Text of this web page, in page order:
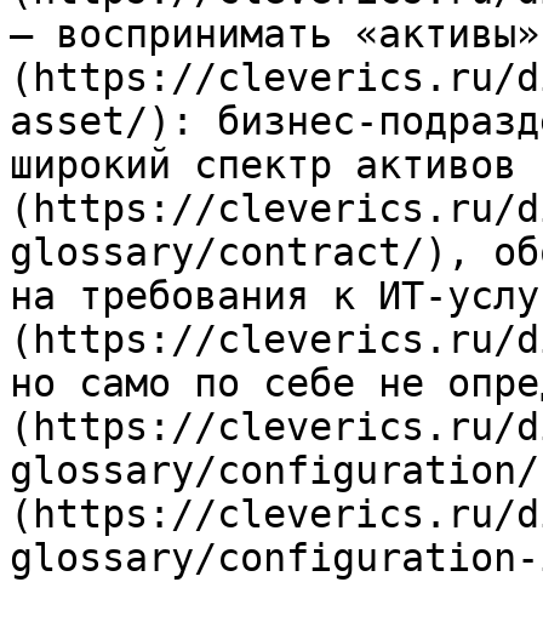
— воспринимать
(https://cleverics.ru/
asset/): бизнес-
широкий спектр
(https://cleverics.ru/
glossary/contract/),
на требования к ИТ-
(https://cleverics.ru/
но само по себе не
(https://cleverics.ru/
glossary/
(https://cleverics.ru/
glossary/configuration-